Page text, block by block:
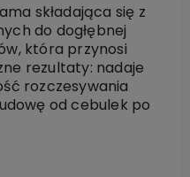
składająca się z
do dogłębnej
która przynosi
rezultaty: nadaje
rozczesywania
od cebulek po